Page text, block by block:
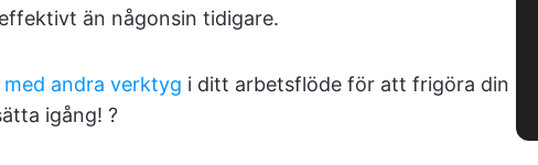
än någonsin tidigare.
med andra verktyg i ditt arbetsflöde för att frigöra din
igång! ?